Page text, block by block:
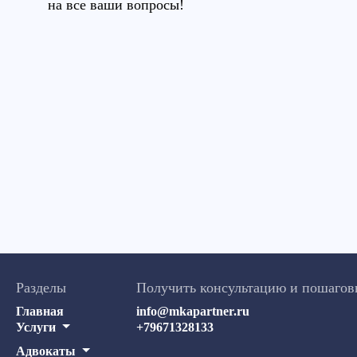
на все ваши вопросы!
Разделы
Главная
Услуги
Адвокаты
Получить консультацию и
info@mkapartner.ru
+79671328133